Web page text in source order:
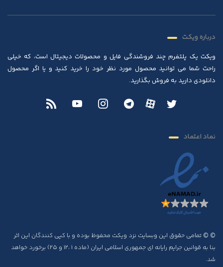
درباره ویکت
ویکت یک پلتفرم چند فروشندگی فایل و محصولات دیجیتال است، که خیلی
راحت شما می توانید محصول مورد نظر خود را خرید کنید و یا اگر محصول
دانلودی دارید به فروش بگذارید.
نماد اعتماد
© © تمامی حقوق این وبسایت نزد ویکت محفوظ بوده و با کپی کنندگان این اثر
بنا به قوانین جرایم رایانه ای جمهوری اسلامی ایران (ماده ۱ ،۱۲ و ۲۵) برخورد خواهد
شد.